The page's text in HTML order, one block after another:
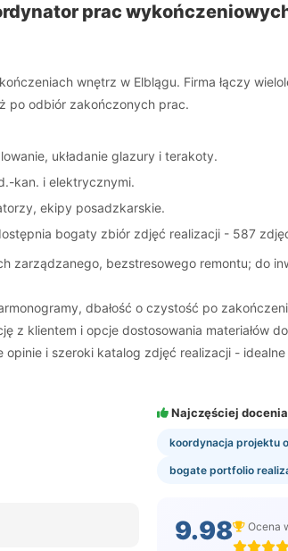
prac
wnętrz w Elblągu. Firma łączy
po odbiór zakończonych prac.
układanie glazury i terakoty.
kan. i elektrycznymi.
ekipy posadzkarskie.
bogaty zbiór zdjęć realizacji - 587
zarządzanego, bezstresowego remontu; do
dbałość o czystość po
z klientem i opcje dostosowania materiałów
opinie i szeroki katalog zdjęć realizacji -
Najczęściej
koordynacja projektu
bogate portfolio
9.98 Ocena